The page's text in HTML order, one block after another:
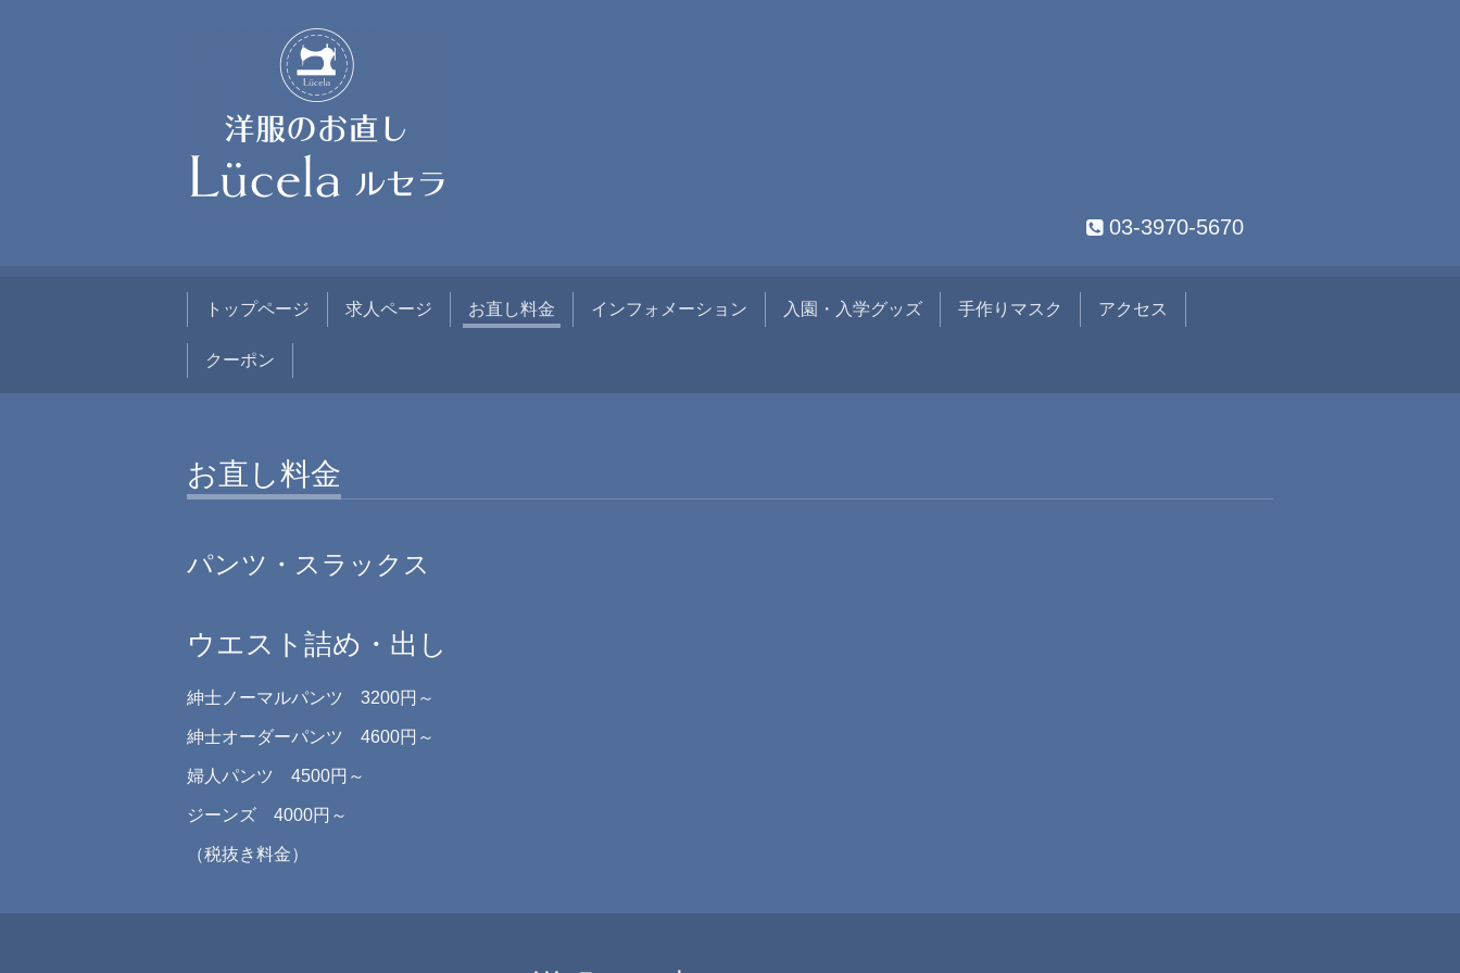
03-3970-5670
トップページ 求人ページ お直し料金 インフォメーション 入園・入学グッズ 手作りマスク アクセス
クーポン
お直し料金
パンツ・スラックス
ウエスト詰め・出し
紳士ノーマルパンツ 3200円～
紳士オーダーパンツ 4600円～
婦人パンツ 4500円～
ジーンズ 4000円～
（税抜き料金）